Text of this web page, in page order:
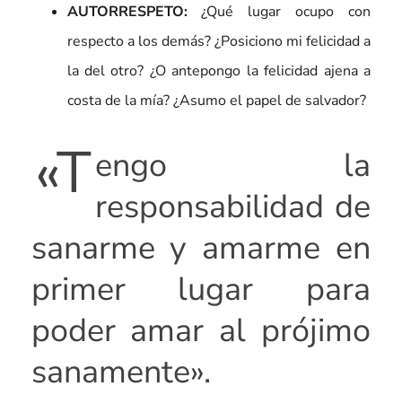
AUTORRESPETO:¿Qué lugar ocupo con
respecto a los demás? ¿Posiciono mi felicidad a
la del otro? ¿O antepongo la felicidad ajena a
costa de la mía? ¿Asumo el papel de salvador?
«Tengo la
responsabilidad de
sanarme y amarme en
primer lugar para
poder amar al prójimo
sanamente».